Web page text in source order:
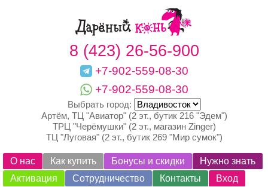
8 (423) 26-56-900
+7-902-559-08-30
+7-902-559-08-30
Выбрать город:
Артём, ТЦ "Авиатор" (2 эт., бутик 216 "Эдем")
ТРЦ "Черёмушки" (2 эт., магазин Zinger)
ТЦ "Луговая" (2 эт., бутик 269 "Мир сумок")
О нас Как купить Бонусы и скидки
Нужно знать
Активация
Сотрудничество Контакты
Вход